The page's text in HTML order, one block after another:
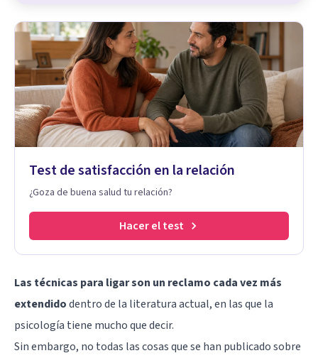
Test de satisfacción en la relación
¿Goza de buena salud tu relación?
Hacer el test
Las técnicas para ligar son un reclamo cada vez más
extendidodentro de la literatura actual, en las que la
psicología tiene mucho que decir.
Sin embargo, no todas las cosas que se han publicado sobre